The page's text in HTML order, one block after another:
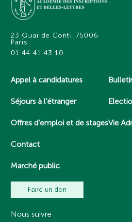
23 Quai de Conti, 75006
Paris
01 44 41 43 10
Appel à candidatures
Séjours à l’étranger
Offres d’emploi et de stages
Contact
Marché public
Vie
Faire un don
Nous suivre